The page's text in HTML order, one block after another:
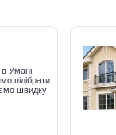
Умані,
підібрати
швидку